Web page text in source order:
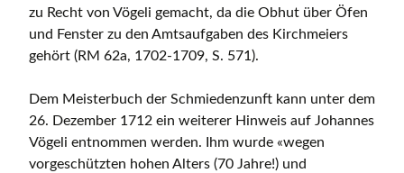
zu Recht von Vögeli gemacht, da die Obhut über Öfen
und Fenster zu den Amtsaufgaben des Kirchmeiers
gehört (RM 62a, 1702-1709, S. 571).
Dem Meisterbuch der Schmiedenzunft kann unter dem
26. Dezember 1712 ein weiterer Hinweis auf Johannes
Vögeli entnommen werden. Ihm wurde «wegen
vorgeschützten hohen Alters (70 Jahre!) und